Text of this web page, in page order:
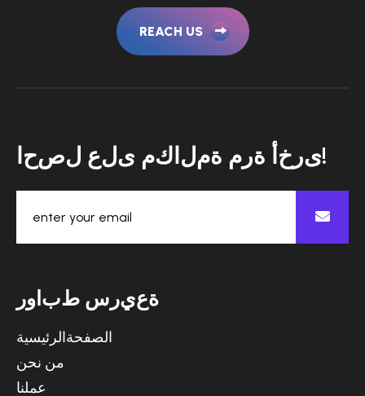
REACH US
حصل على مك لمة م رة أ خ رى!
رو بط س ريعة
الصفحةالرئيسية
من نحن
عملنا